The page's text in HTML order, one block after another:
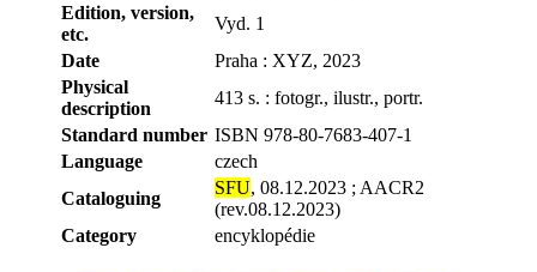
Edition, version,
etc.
Vyd. 1
Date
Praha : XYZ, 2023
Physical
description
413 s. : fotogr., ilustr., portr.
Standard number ISBN 978-80-7683-407-1
Language
czech
Cataloguing
SFU, 08.12.2023 ; AACR2
(rev.08.12.2023)
Category
encyklopédie